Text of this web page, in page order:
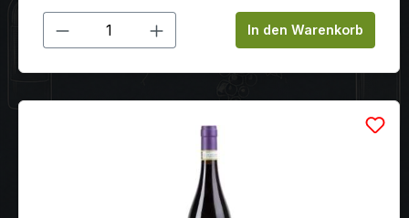
Produkt Anzahl: Gib denIn den Warenkorb